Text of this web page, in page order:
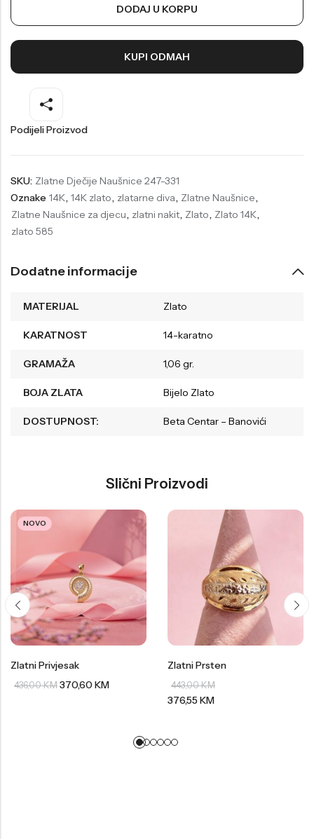
DODAJ U KORPU
KUPI ODMAH
Podijeli Proizvod
SKU: Zlatne Dječije Naušnice 247-331
Oznake 14K, 14K zlato, zlatarne diva, Zlatne Naušnice,
Zlatne Naušnice za djecu, zlatni nakit, Zlato, Zlato 14K,
zlato 585
Dodatne informacije
MATERIJAL Zlato
KARATNOST 14-karatno
GRAMAŽA 1,06 gr.
BOJA ZLATA Bijelo Zlato
DOSTUPNOST: Beta Centar – Banovići
Slični Proizvodi
NOVO
Zlatni Privjesak
436,00KM 370,60 KM
Zlatni Prsten
443,00KM
376,55KM
Welder
Mini Focus
Daniel Klein
Festina
Wesse
Missguided
Diesel